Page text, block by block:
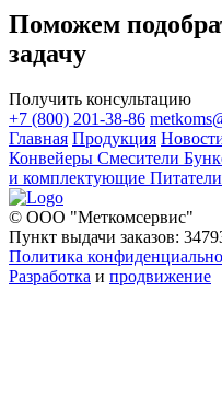
Поможем
задачу
Получить консультацию
+7 (800) 201-38-86
Главная Продукция
Конвейеры Смесители
и комплектующие Питатели
© ООО "Меткомсервис"
Пункт выдачи заказов:
Политика
Разработка и продвижение